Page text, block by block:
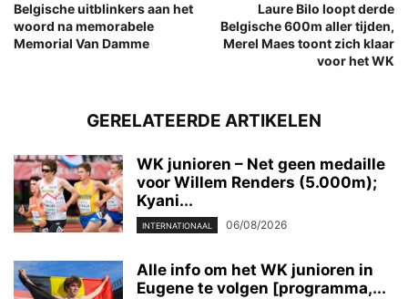
Belgische uitblinkers aan het
woord na memorabele
Memorial Van Damme
Laure Bilo loopt derde
Belgische 600m aller tijden,
Merel Maes toont zich klaar
voor het WK
GERELATEERDE ARTIKELEN
WK junioren – Net geen medaille
voor Willem Renders (5.000m);
Kyani...
INTERNATIONAAL 06/08/2026
Alle info om het WK junioren in
Eugene te volgen [programma,...